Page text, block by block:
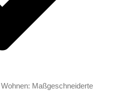
Maßgeschneiderte